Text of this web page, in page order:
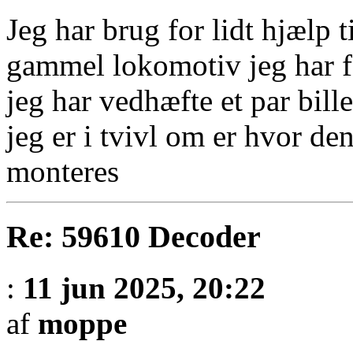
Jeg har brug for lidt hjælp
gammel lokomotiv jeg har
jeg har vedhæfte et par
jeg er i tvivl om er hvor
monteres
Re: 59610 Decoder
: 11 jun 2025, 20:22
af moppe